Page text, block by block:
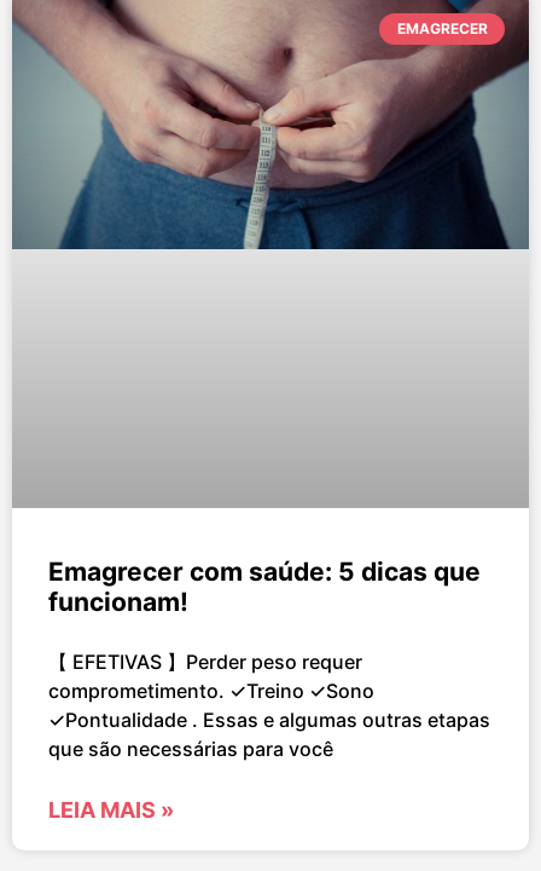
EMAGRECER
Emagrecer com saúde: 5 dicas que
funcionam!
【 EFETIVAS 】Perder peso requer
comprometimento. ✓Treino ✓Sono
✓Pontualidade . Essas e algumas outras etapas
que são necessárias para você
LEIA MAIS »